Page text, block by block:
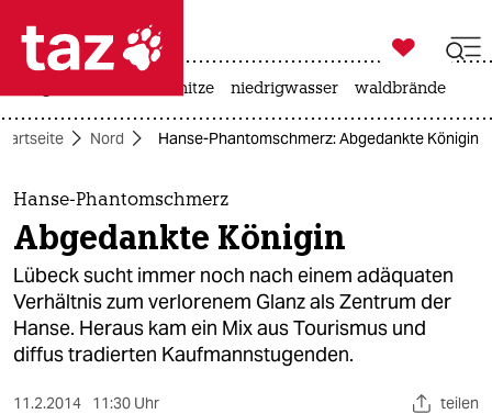
 taz zahl ich
taz zahl ich
themen
politik
öko
gesellschaft
kultur

taz zahl ich
hitze niedrigwasser waldbrände
Nord Hanse-Phantomschmerz: Abgedankte Königin
Hanse-Phantomschmerz
Abgedankte Königin
Lübeck sucht immer noch nach einem adäquaten
Verhältnis zum verlorenem Glanz als Zentrum der
Hanse. Heraus kam ein Mix aus Tourismus und
diffus tradierten Kaufmannstugenden.
11.2.2014 11:30 Uhr teilen